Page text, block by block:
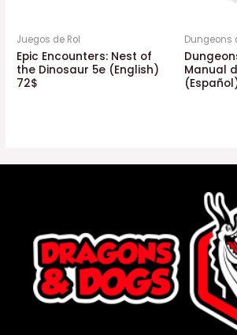
Juegos de Rol
Epic Encounters: Nest of
the Dinosaur 5e (English)
72$
Dungeons
Manual